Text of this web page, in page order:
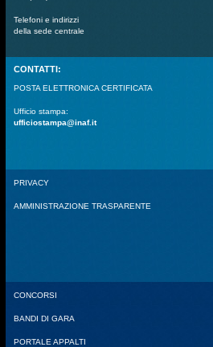
Telefoni e indirizzi
della sede centrale
CONTATTI:
POSTA ELETTRONICA CERTIFICATA
Ufficio stampa:
ufficiostampa@inaf.it
PRIVACY
AMMINISTRAZIONE TRASPARENTE
CONCORSI
BANDI DI GARA
PORTALE APPALTI